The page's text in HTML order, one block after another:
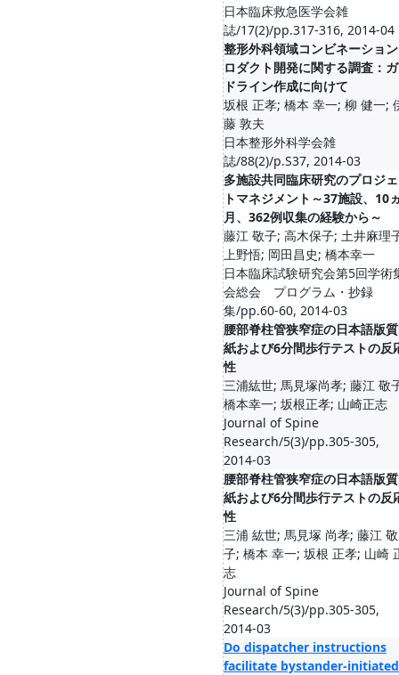
日本臨床救急医学会雑
誌/17(2)/pp.317-316, 2014-04
整形外科領域コンビネーショ
ロダクト開発に関する調査：
ドライン作成に向けて
坂根 正孝; 橋本 幸一; 柳 健一;
藤 敦夫
日本整形外科学会雑
誌/88(2)/p.S37, 2014-03
多施設共同臨床研究のプロジ
トマネジメント～37施設、10
月、362例収集の経験から～
藤江 敬子; 高木保子; 土井麻理
上野悟; 岡田昌史; 橋本幸一
日本臨床試験研究会第5回学術
会総会 プログラム・抄録
集/pp.60-60, 2014-03
腰部脊柱管狭窄症の日本語版
紙および6分間歩行テストの反
性
三浦紘世; 馬見塚尚孝; 藤江 敬
橋本幸一; 坂根正孝; 山崎正志
Journal of Spine
Research/5(3)/pp.305-305,
2014-03
腰部脊柱管狭窄症の日本語版
紙および6分間歩行テストの反
性
三浦 紘世; 馬見塚 尚孝; 藤江 敬
子; 橋本 幸一; 坂根 正孝; 山崎
志
Journal of Spine
Research/5(3)/pp.305-305,
2014-03
Do dispatcher instructions
facilitate bystander-initiated